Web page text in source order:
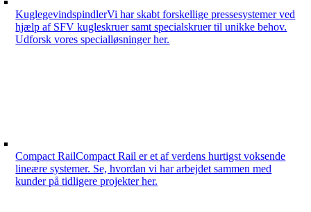
KuglegevindspindlerVi har skabt forskellige pressesystemer ved
hjælp af SFV kugleskruer samt specialskruer til unikke behov.
Udforsk vores specialløsninger her.
Compact RailCompact Rail er et af verdens hurtigst voksende
lineære systemer. Se, hvordan vi har arbejdet sammen med
kunder på tidligere projekter her.